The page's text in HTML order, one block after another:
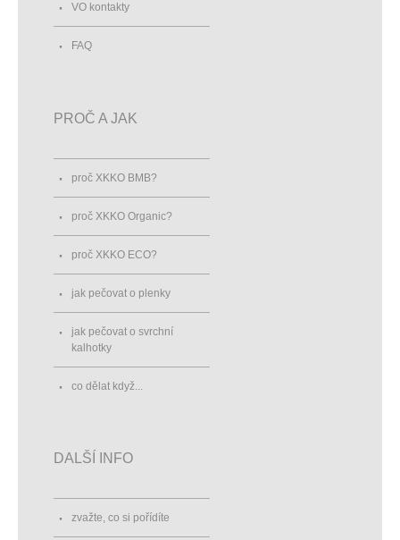
VO kontakty
FAQ
PROČ A JAK
proč XKKO BMB?
proč XKKO Organic?
proč XKKO ECO?
jak pečovat o plenky
jak pečovat o svrchní
kalhotky
co dělat když...
DALŠÍ INFO
zvažte, co si pořídíte